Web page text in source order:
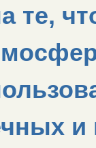
те,
и